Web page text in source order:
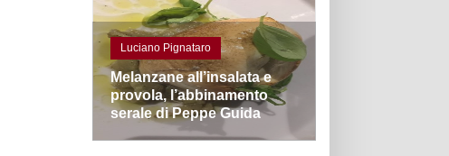
Luciano Pignataro
Melanzane all’insalata e
provola, l’abbinamento
serale di Peppe Guida